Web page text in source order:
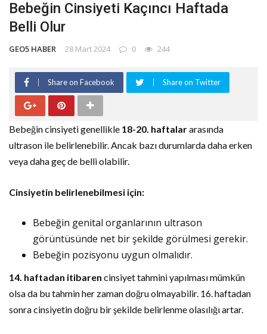
Bebeğin Cinsiyeti Kaçıncı Haftada
Belli Olur
GEO5 HABER 28 Mart 2024 0 244
Share on Facebook Share on Twitter
Bebeğin cinsiyeti genellikle 18-20. haftalararasında
ultrason ile belirlenebilir. Ancak bazı durumlarda daha erken
veya daha geç de belli olabilir.
Cinsiyetin belirlenebilmesi için:
Bebeğin genital organlarının ultrason
görüntüsünde net bir şekilde görülmesi gerekir.
Bebeğin pozisyonu uygun olmalıdır.
14. haftadan itibaren cinsiyet tahmini yapılması mümkün
olsa da bu tahmin her zaman doğru olmayabilir. 16. haftadan
sonra cinsiyetin doğru bir şekilde belirlenme olasılığı artar.